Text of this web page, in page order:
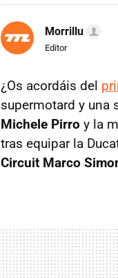
Morrillu
Editor
¿Os acordáis del
supermotard y una
Michele Pirro y la
tras equipar la
Circuit Marco